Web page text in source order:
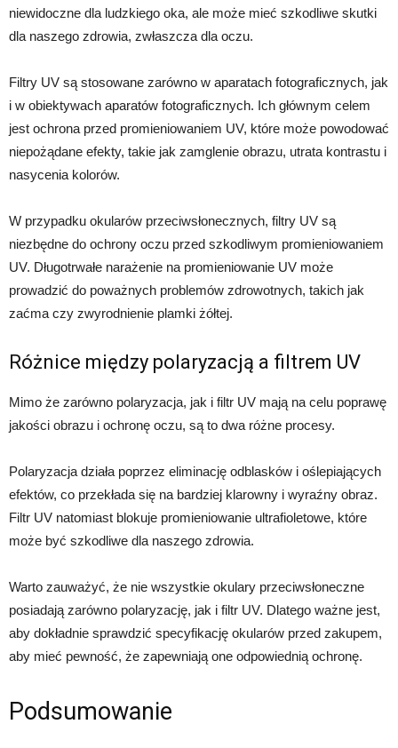
niewidoczne dla ludzkiego oka, ale może mieć szkodliwe skutki
dla naszego zdrowia, zwłaszcza dla oczu.
Filtry UV są stosowane zarówno w aparatach fotograficznych, jak
i w obiektywach aparatów fotograficznych. Ich głównym celem
jest ochrona przed promieniowaniem UV, które może powodować
niepożądane efekty, takie jak zamglenie obrazu, utrata kontrastu i
nasycenia kolorów.
W przypadku okularów przeciwsłonecznych, filtry UV są
niezbędne do ochrony oczu przed szkodliwym promieniowaniem
UV. Długotrwałe narażenie na promieniowanie UV może
prowadzić do poważnych problemów zdrowotnych, takich jak
zaćma czy zwyrodnienie plamki żółtej.
Różnice między polaryzacją a filtrem UV
Mimo że zarówno polaryzacja, jak i filtr UV mają na celu poprawę
jakości obrazu i ochronę oczu, są to dwa różne procesy.
Polaryzacja działa poprzez eliminację odblasków i oślepiających
efektów, co przekłada się na bardziej klarowny i wyraźny obraz.
Filtr UV natomiast blokuje promieniowanie ultrafioletowe, które
może być szkodliwe dla naszego zdrowia.
Warto zauważyć, że nie wszystkie okulary przeciwsłoneczne
posiadają zarówno polaryzację, jak i filtr UV. Dlatego ważne jest,
aby dokładnie sprawdzić specyfikację okularów przed zakupem,
aby mieć pewność, że zapewniają one odpowiednią ochronę.
Podsumowanie